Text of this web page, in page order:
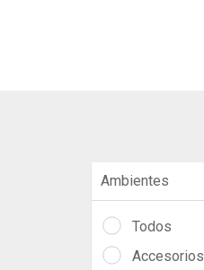
Ambientes
Todos
Accesorios